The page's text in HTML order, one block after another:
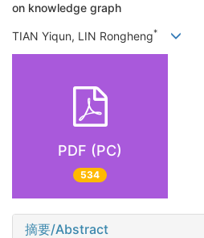
on knowledge graph
TIAN Yiqun, LIN Rongheng*
PDF (PC)
534
摘要/Abstract